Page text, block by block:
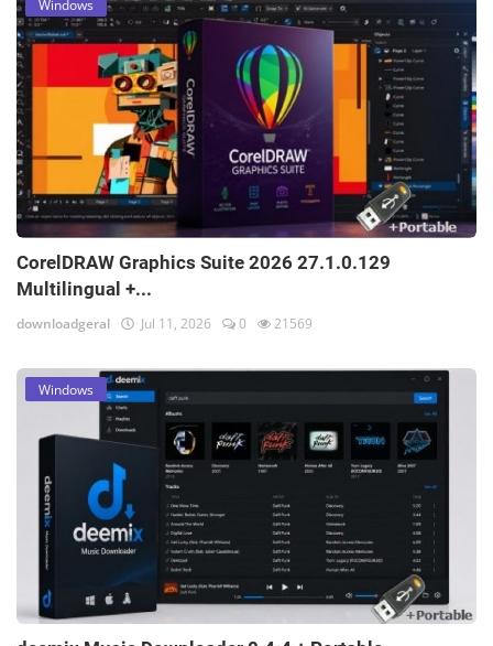
Windows
CorelDRAW Graphics Suite 2026 27.1.0.129
Multilingual +...
downloadgeral Jul 11, 2026 0 21569
Windows